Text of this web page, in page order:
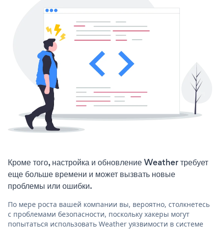
Кроме того, настройка и обновление Weather требует
еще больше времени и может вызвать новые
проблемы или ошибки.
По мере роста вашей компании вы, вероятно, столкнетесь
с проблемами безопасности, поскольку хакеры могут
попытаться использовать Weather уязвимости в системе